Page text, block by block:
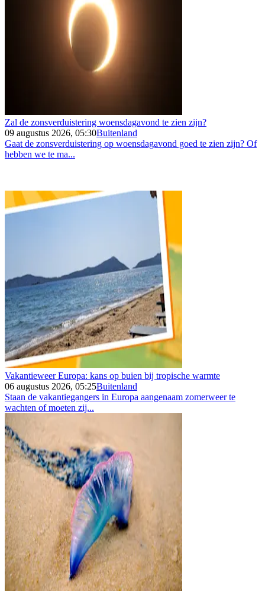
Zal de zonsverduistering woensdagavond te zien zijn?
09 augustus 2026, 05:30Buitenland
Gaat de zonsverduistering op woensdagavond goed te zien zijn? Of
hebben we te ma...
Vakantieweer Europa: kans op buien bij tropische warmte
06 augustus 2026, 05:25Buitenland
Staan de vakantiegangers in Europa aangenaam zomerweer te
wachten of moeten zij...